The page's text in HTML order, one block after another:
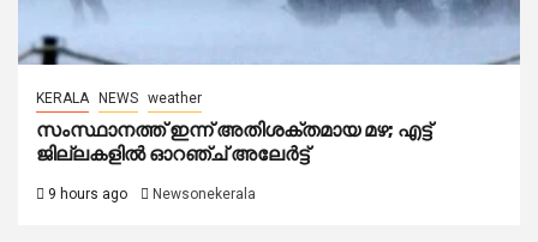
KERALA NEWS weather
സംസ്ഥാനത്ത് ഇന്ന് അതിശക്തമായ മഴ; എട്ട്
ജില്ലകളിൽ ഓറഞ്ച് അലേര്‍ട്ട്
9 hours ago Newsonekerala